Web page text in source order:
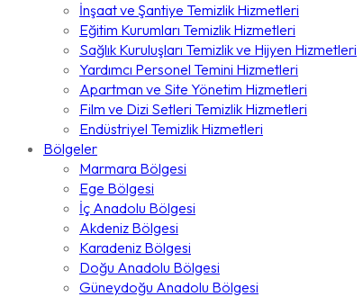
İnşaat ve Şantiye Temizlik Hizmetleri
Eğitim Kurumları Temizlik Hizmetleri
Sağlık Kuruluşları Temizlik ve Hijyen Hizmetleri
Yardımcı Personel Temini Hizmetleri
Apartman ve Site Yönetim Hizmetleri
Film ve Dizi Setleri Temizlik Hizmetleri
Endüstriyel Temizlik Hizmetleri
Bölgeler
Marmara Bölgesi
Ege Bölgesi
İç Anadolu Bölgesi
Akdeniz Bölgesi
Karadeniz Bölgesi
Doğu Anadolu Bölgesi
Güneydoğu Anadolu Bölgesi